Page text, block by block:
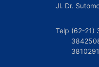
Jl. Dr.
Telp (62-21)
3810291